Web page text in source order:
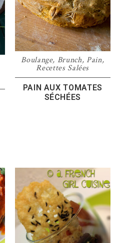
Boulange, Brunch, Pain,
Recettes Salées
PAIN AUX TOMATES
SÉCHÉES